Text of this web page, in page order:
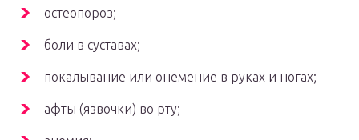
остеопороз;
боли в суставах;
покалывание или онемение в руках и ногах;
афты (язвочки) во рту;